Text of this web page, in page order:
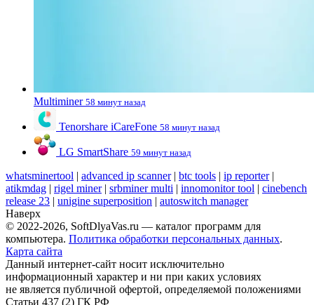
Multiminer 58 минут назад
Tenorshare iCareFone 58 минут назад
LG SmartShare 59 минут назад
whatsminertool | advanced ip scanner| btc tools | ip reporter|
atikmdag | rigel miner| srbminer multi | innomonitor tool | cinebench
release 23 | unigine superposition | autoswitch manager
Наверх
© 2022-2026, SoftDlyaVas.ru — каталог программ для
компьютера. Политика обработки персональных данных.
Карта сайта
Данный интернет-сайт носит исключительно
информационный характер и ни при каких условиях
не является публичной офертой, определяемой положениями
Статьи 437 (2) ГК РФ